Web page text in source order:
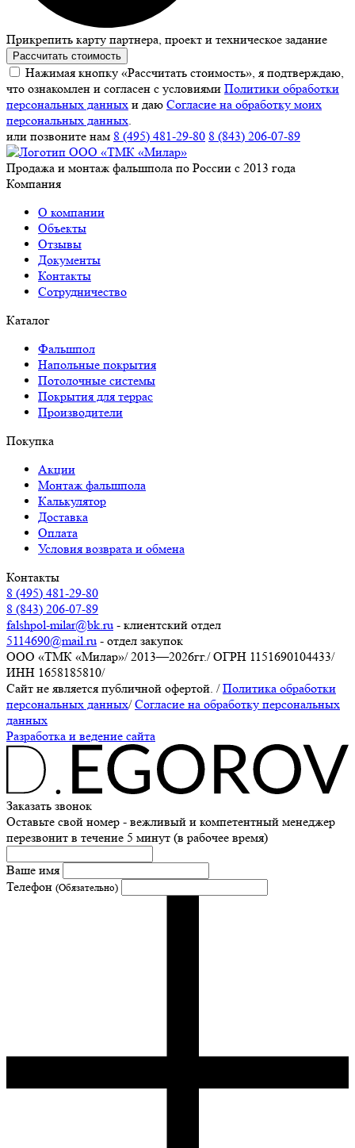
Прикрепить карту партнера, проект и техническое задание
Рассчитать стоимость
Нажимая кнопку «Рассчитать стоимость», я подтверждаю,
что ознакомлен и согласен с условиями Политики обработки
персональных данных и даю Согласие на обработку моих
персональных данных.
или позвоните нам 8 (495) 481-29-80 8 (843) 206-07-89
Продажа и монтаж фальшпола по России с 2013 года
Компания
О компании
Объекты
Отзывы
Документы
Контакты
Сотрудничество
Каталог
Фальшпол
Напольные покрытия
Потолочные системы
Покрытия для террас
Производители
Покупка
Акции
Монтаж фальшпола
Калькулятор
Доставка
Оплата
Условия возврата и обмена
Контакты
8 (495) 481-29-80
8 (843) 206-07-89
falshpol-milar@bk.ru - клиентский отдел
5114690@mail.ru - отдел закупок
ООО «ТМК «Милар»/ 2013—2026гг./ОГРН 1151690104433/
ИНН 1658185810/
Сайт не является публичной офертой. / Политика обработки
персональных данных/ Согласие на обработку персональных
данных
Разработка и ведение сайта
Заказать звонок
Оставьте свой номер - вежливый и компетентный менеджер
перезвонит в течение 5 минут (в рабочее время)
Ваше имя
Телефон (Обязательно)